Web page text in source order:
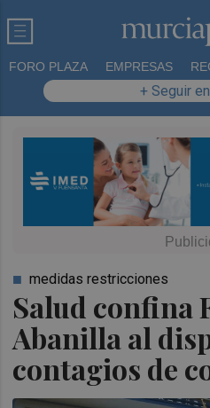
FORO PLAZA EMPRESAS
+ Seguir
Salud confina
Abanilla al
contagios de
medidas restricciones